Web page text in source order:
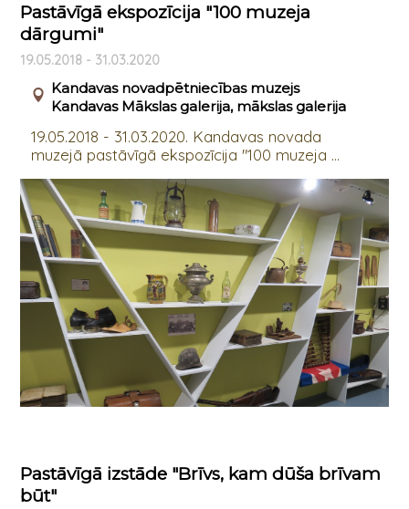
Pastāvīgā ekspozīcija "100 muzeja
dārgumi"
19.05.2018 - 31.03.2020
Kandavas novadpētniecības muzejs
Kandavas Mākslas galerija, mākslas galerija
19.05.2018 - 31.03.2020. Kandavas novada
muzejā pastāvīgā ekspozīcija "100 muzeja ...
Pastāvīgā izstāde "Brīvs, kam dūša brīvam
būt"